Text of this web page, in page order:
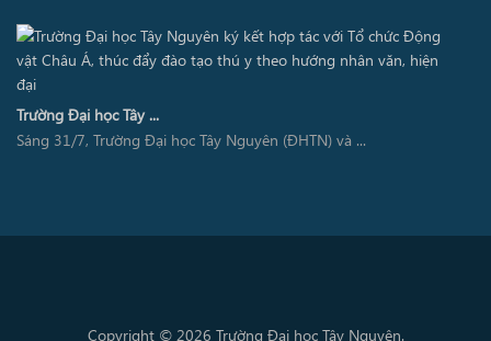
Trường Đại học Tây ...
Sáng 31/7, Trường Đại học Tây Nguyên (ĐHTN) và ...
Copyright © 2026 Trường Đại học Tây Nguyên.